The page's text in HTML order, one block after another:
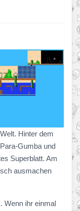
Hinter dem
Gumba und
Superblatt. Am
ausmachen
Wenn ihr einmal